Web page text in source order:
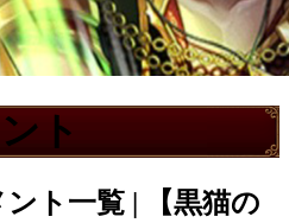
ト
ント一覧 | 【黒猫の